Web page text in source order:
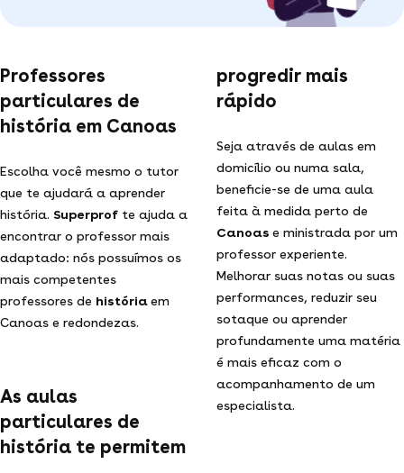
Professores
particulares de
história em Canoas
Escolha você mesmo o tutor
que te ajudará a aprender
história. Superprof te ajuda a
encontrar o professor mais
adaptado: nós possuímos os
mais competentes
professores de históriaem
Canoas e redondezas.
As aulas
particulares de
história te permitem
progredir mais
rápido
Seja através de aulas em
domicílio ou numa sala,
beneficie-se de uma aula
feita à medida perto de
Canoas e ministrada por um
professor experiente.
Melhorar suas notas ou suas
performances, reduzir seu
sotaque ou aprender
profundamente uma matéria
é mais eficaz com o
acompanhamento de um
especialista.